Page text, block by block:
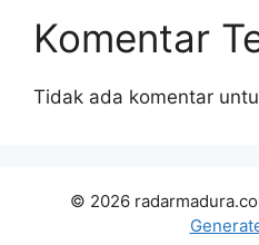
Komentar
Tidak ada komentar
© 2026